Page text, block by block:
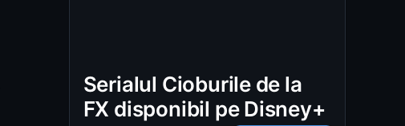
Serialul Cioburile de la
FX disponibil pe Disney+